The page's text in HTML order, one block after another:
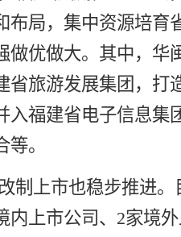
布局，集中资源培育
做优做大。其中，华
省旅游发展集团，打
入福建省电子信息集
。
制上市也稳步推进。
内上市公司、2家境